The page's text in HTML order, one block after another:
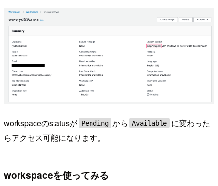
workspaceのstatusが Pending から Available
に変わった
らアクセス可能になります。
workspaceを使ってみる